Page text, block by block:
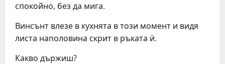
спокойно, без да мига.
Винсънт влезе в кухнята в този момент и видя
листа наполовина скрит в ръката ѝ.
Какво държиш?